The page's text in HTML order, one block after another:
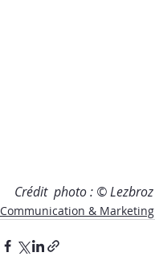
Crédit  photo : © Lezbroz
Communication & Marketing